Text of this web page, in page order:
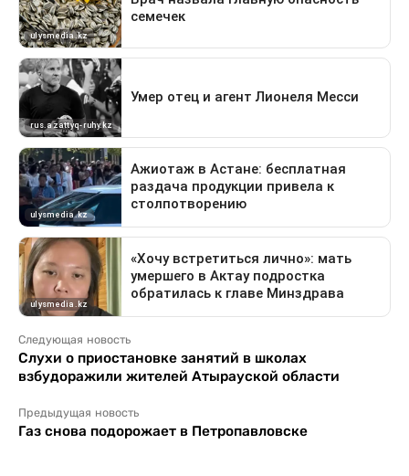
Следующая новость
Слухи о приостановке занятий в школах
взбудоражили жителей Атырауской области
Предыдущая новость
Газ снова подорожает в Петропавловске